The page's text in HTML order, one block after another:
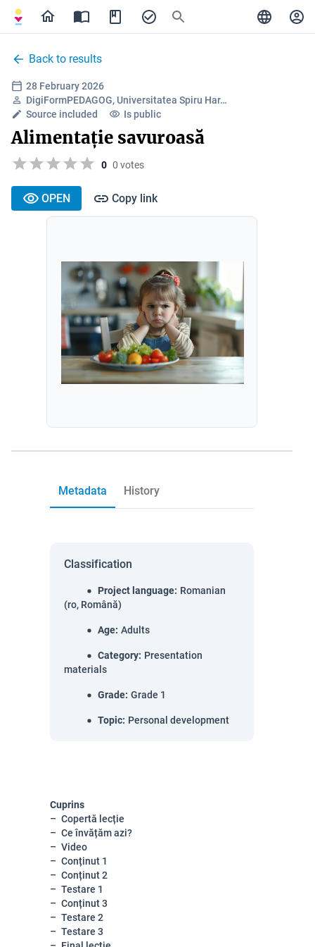
Back to results
28 February 2026
DigiFormPEDAGOG, Universitatea Spiru Har…
Source included
Is public
Alimentație savuroasă
0 0 votes
OPEN Copy link
Metadata History
Classification
Project language: Romanian
(ro, Română)
Age: Adults
Category: Presentation
materials
Grade: Grade 1
Topic: Personal development
Cuprins
Copertă lecție
Ce învățăm azi?
Video
Conținut 1
Conținut 2
Testare 1
Conținut 3
Testare 2
Testare 3